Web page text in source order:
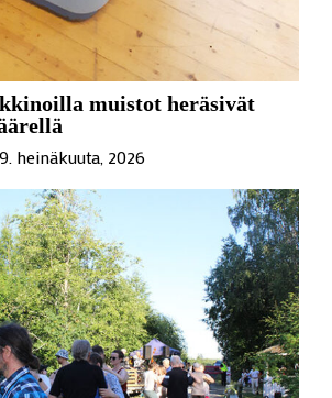
muistot heräsivät
heinäkuuta, 2026